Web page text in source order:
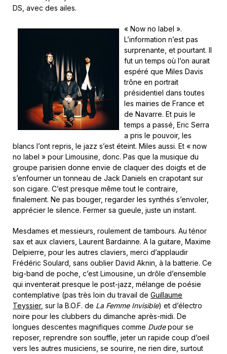
DS, avec des ailes.
« Now no label ».
L’information n’est pas
surprenante, et pourtant. Il
fut un temps où l’on aurait
espéré que Miles Davis
trône en portrait
présidentiel dans toutes
les mairies de France et
de Navarre. Et puis le
temps a passé, Eric Serra
a pris le pouvoir, les
blancs l’ont repris, le jazz s’est éteint. Miles aussi. Et « now
no label » pour Limousine, donc. Pas que la musique du
groupe parisien donne envie de claquer des doigts et de
s’enfourner un tonneau de Jack Daniels en crapotant sur
son cigare. C’est presque même tout le contraire,
finalement. Ne pas bouger, regarder les synthés s’envoler,
apprécier le silence. Fermer sa gueule, juste un instant.
Mesdames et messieurs, roulement de tambours. Au ténor
sax et aux claviers, Laurent Bardainne. A la guitare, Maxime
Delpierre, pour les autres claviers, merci d’applaudir
Frédéric Soulard, sans oublier David Aknin, à la batterie. Ce
big-band de poche, c’est Limousine, un drôle d’ensemble
qui inventerait presque le post-jazz, mélange de poésie
contemplative (pas très loin du travail de Guillaume
Teyssier, sur la B.O.F. de La Femme Invisible) et d’électro
noire pour les clubbers du dimanche après-midi. De
longues descentes magnifiques comme Dudepour se
reposer, reprendre son souffle, jeter un rapide coup d’oeil
vers les autres musiciens, se sourire, ne rien dire, surtout